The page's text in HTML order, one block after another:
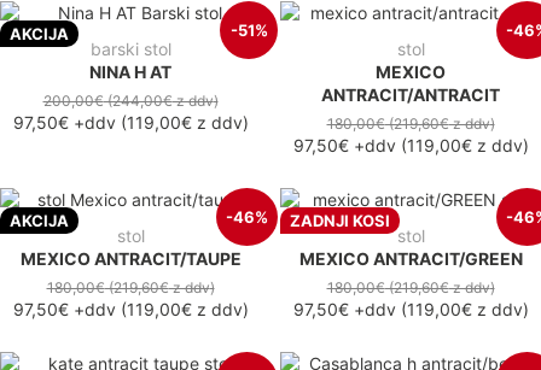
AKCIJA -51%
barski stol
NINA H AT
200,00€(244,00€z ddv)
97,50€+ddv(119,00€z ddv)
-
stol
MEXICO
ANTRACIT/ANTRACIT
180,00€(219,60€z ddv)
97,50€+ddv(119,00€z ddv)
AKCIJA -46%
stol
MEXICO ANTRACIT/TAUPE
180,00€(219,60€z ddv)
97,50€+ddv(119,00€z ddv)
ZADNJI KOSI -
stol
MEXICO ANTRACIT/GREEN
180,00€(219,60€z ddv)
97,50€+ddv(119,00€z ddv)